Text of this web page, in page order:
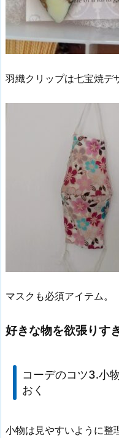
羽織クリップは七宝焼デ
マスクも必須アイテム。
好きな物を欲張りす
コーデのコツ3.小
おく
小物は見やすいように整